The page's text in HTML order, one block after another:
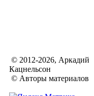
© 2012-2026, Аркадий
Кацнельсон
© Авторы материалов